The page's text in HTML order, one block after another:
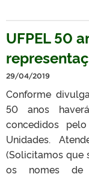
UFPEL 50
29/04/2019
Conforme
50 anos
concedidos
Unidades.
(Solicitamos que
os nomes de